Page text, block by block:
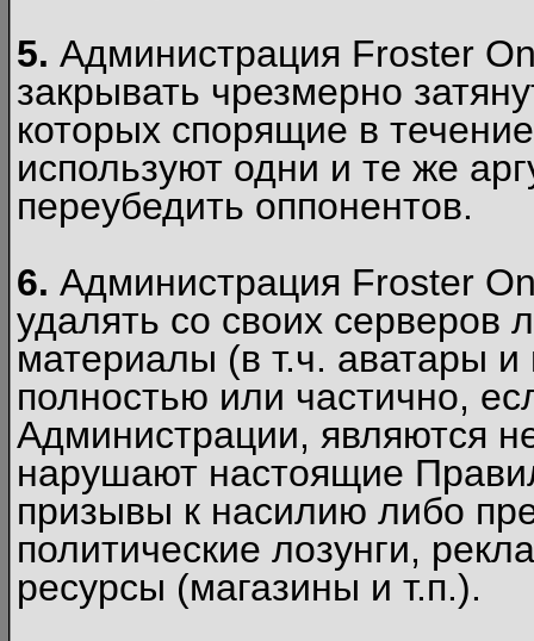
5. Администрация Froster
закрывать чрезмерно
которых спорящие в
используют одни и те же
переубедить оппонентов.
6. Администрация Froster
удалять со своих
материалы (в т.ч. аватары и
полностью или частично,
Администрации, являются
нарушают настоящие
призывы к насилию либо
политические лозунги,
ресурсы (магазины и т.п.).